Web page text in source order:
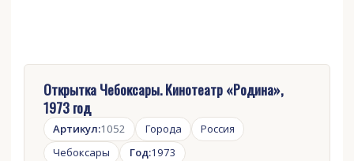
Открытка Чебоксары. Кинотеатр «Родина»,
1973 год
Артикул:1052 Города
Россия
Чебоксары
Год:1973